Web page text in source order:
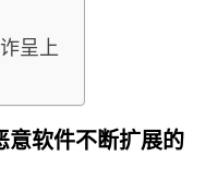
呈上
意软件不断扩展的